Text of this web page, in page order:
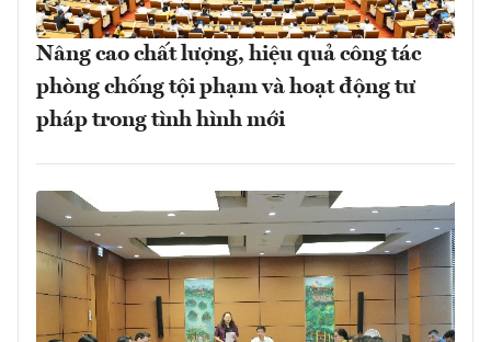
Nâng cao chất lượng, hiệu quả công tác
phòng chống tội phạm và hoạt động tư
pháp trong tình hình mới